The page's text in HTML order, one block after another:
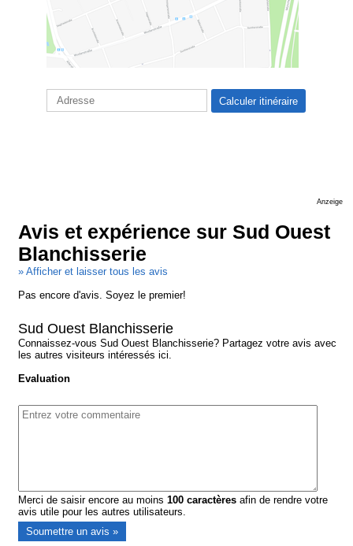
Anzeige
Avis et expérience sur Sud Ouest
Blanchisserie
» Afficher et laisser tous les avis
Pas encore d'avis. Soyez le premier!
Sud Ouest Blanchisserie
Connaissez-vous Sud Ouest Blanchisserie? Partagez votre avis avec
les autres visiteurs intéressés ici.
Evaluation
Merci de saisir encore au moins100 caractères afin de rendre votre
avis utile pour les autres utilisateurs.